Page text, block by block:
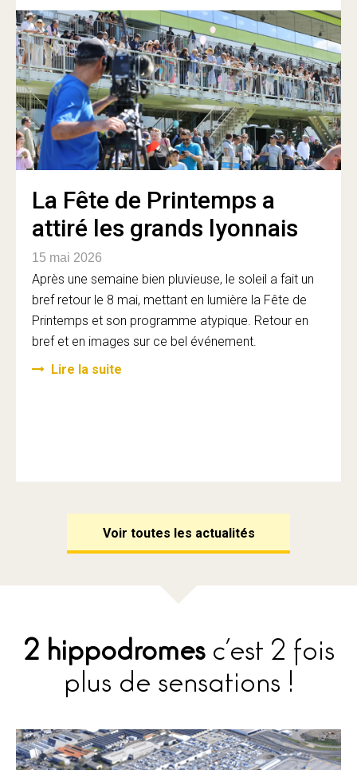
La Fête de Printemps a
attiré les grands lyonnais
15 mai 2026
Après une semaine bien pluvieuse, le soleil a fait un
bref retour le 8 mai, mettant en lumière la Fête de
Printemps et son programme atypique. Retour en
bref et en images sur ce bel événement.
Lire la suite
Voir toutes les actualités
2 hippodromesc’est 2 fois
plus de sensations !